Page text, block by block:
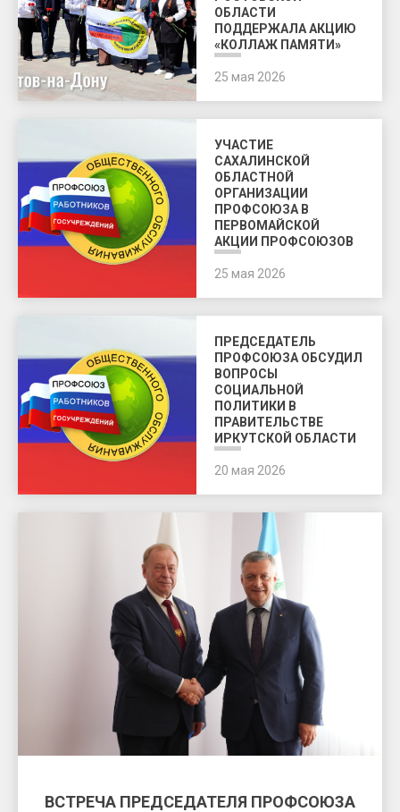
ОБЛАСТИ
ПОДДЕРЖАЛА АКЦИЮ
«КОЛЛАЖ ПАМЯТИ»
25 мая 2026
УЧАСТИЕ
САХАЛИНСКОЙ
ОБЛАСТНОЙ
ОРГАНИЗАЦИИ
ПРОФСОЮЗА В
ПЕРВОМАЙСКОЙ
АКЦИИ ПРОФСОЮЗОВ
25 мая 2026
ПРЕДСЕДАТЕЛЬ
ПРОФСОЮЗА ОБСУДИЛ
ВОПРОСЫ
СОЦИАЛЬНОЙ
ПОЛИТИКИ В
ПРАВИТЕЛЬСТВЕ
ИРКУТСКОЙ ОБЛАСТИ
20 мая 2026
ВСТРЕЧА ПРЕДСЕДАТЕЛЯ ПРОФСОЮЗА